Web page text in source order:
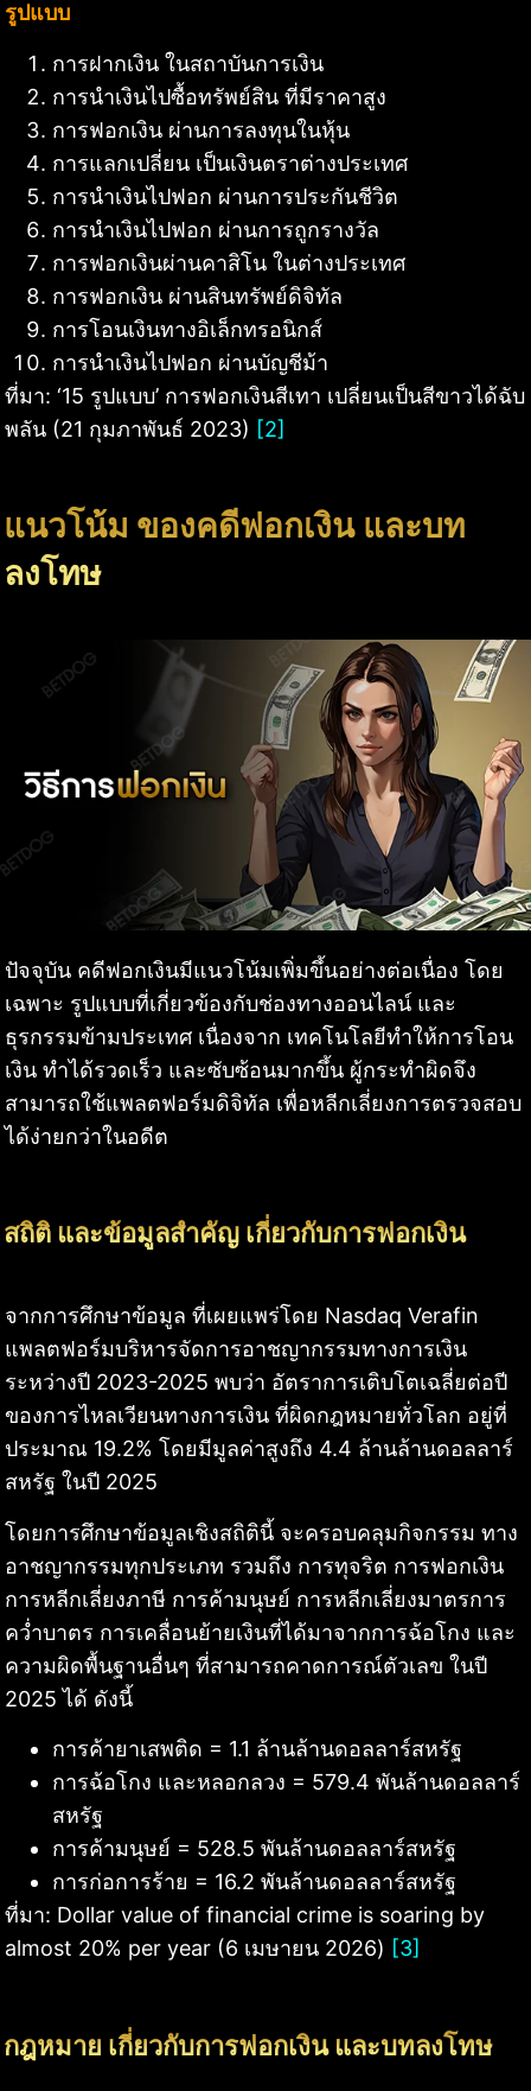
รูปแบบ
การฝากเงิน ในสถาบันการเงิน
การนำเงินไปซื้อทรัพย์สิน ที่มีราคาสูง
การฟอกเงิน ผ่านการลงทุนในหุ้น
การแลกเปลี่ยน เป็นเงินตราต่างประเทศ
การนำเงินไปฟอก ผ่านการประกันชีวิต
การนำเงินไปฟอก ผ่านการถูกรางวัล
การฟอกเงินผ่านคาสิโน ในต่างประเทศ
การฟอกเงิน ผ่านสินทรัพย์ดิจิทัล
การโอนเงินทางอิเล็กทรอนิกส์
การนำเงินไปฟอก ผ่านบัญชีม้า
ที่มา: ‘15 รูปแบบ’ การฟอกเงินสีเทา เปลี่ยนเป็นสีขาวได้ฉับ
พลัน (21 กุมภาพันธ์ 2023) [2]
แนวโน้ม ของคดีฟอกเงิน และบท
ลงโทษ
ปัจจุบัน คดีฟอกเงินมีแนวโน้มเพิ่มขึ้นอย่างต่อเนื่อง โดย
เฉพาะ รูปแบบที่เกี่ยวข้องกับช่องทางออนไลน์ และ
ธุรกรรมข้ามประเทศ เนื่องจาก เทคโนโลยีทำให้การโอน
เงิน ทำได้รวดเร็ว และซับซ้อนมากขึ้น ผู้กระทำผิดจึง
สามารถใช้แพลตฟอร์มดิจิทัล เพื่อหลีกเลี่ยงการตรวจสอบ
ได้ง่ายกว่าในอดีต
สถิติ และข้อมูลสำคัญ เกี่ยวกับการฟอกเงิน
จากการศึกษาข้อมูล ที่เผยแพร่โดย Nasdaq Verafin
แพลตฟอร์มบริหารจัดการอาชญากรรมทางการเงิน
ระหว่างปี 2023-2025 พบว่า อัตราการเติบโตเฉลี่ยต่อปี
ของการไหลเวียนทางการเงิน ที่ผิดกฎหมายทั่วโลก อยู่ที่
ประมาณ 19.2% โดยมีมูลค่าสูงถึง 4.4 ล้านล้านดอลลาร์
สหรัฐ ในปี 2025
โดยการศึกษาข้อมูลเชิงสถิตินี้ จะครอบคลุมกิจกรรม ทาง
อาชญากรรมทุกประเภท รวมถึง การทุจริต การฟอกเงิน
การหลีกเลี่ยงภาษี การค้ามนุษย์ การหลีกเลี่ยงมาตรการ
คว่ำบาตร การเคลื่อนย้ายเงินที่ได้มาจากการฉ้อโกง และ
ความผิดพื้นฐานอื่นๆ ที่สามารถคาดการณ์ตัวเลข ในปี
2025 ได้ ดังนี้
การค้ายาเสพติด = 1.1 ล้านล้านดอลลาร์สหรัฐ
การฉ้อโกง และหลอกลวง = 579.4 พันล้านดอลลาร์
สหรัฐ
การค้ามนุษย์ = 528.5 พันล้านดอลลาร์สหรัฐ
การก่อการร้าย = 16.2 พันล้านดอลลาร์สหรัฐ
ที่มา: Dollar value of financial crime is soaring by
almost 20% per year (6 เมษายน 2026) [3]
กฎหมาย เกี่ยวกับการฟอกเงิน และบทลงโทษ